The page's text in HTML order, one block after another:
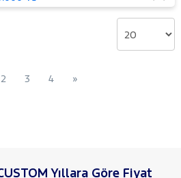
2 3 4 »
Yıllara Göre Fiyat